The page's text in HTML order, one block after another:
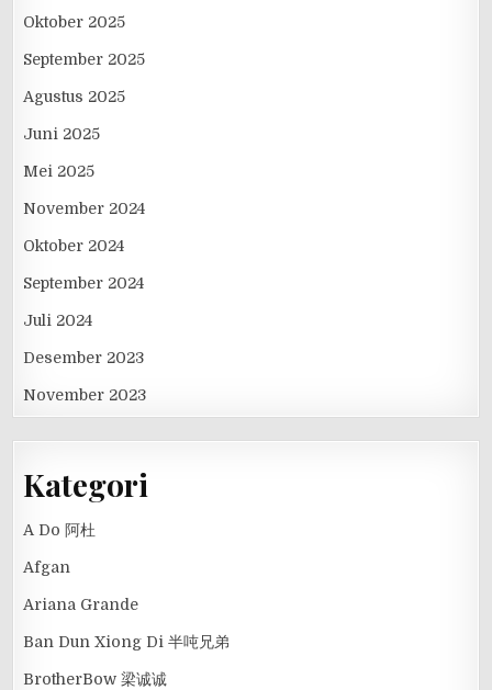
Oktober 2025
September 2025
Agustus 2025
Juni 2025
Mei 2025
November 2024
Oktober 2024
September 2024
Juli 2024
Desember 2023
November 2023
Kategori
A Do 阿杜
Afgan
Ariana Grande
Ban Dun Xiong Di 半吨兄弟
BrotherBow 梁诚诚